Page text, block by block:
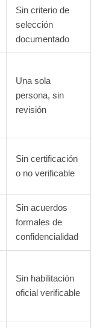
Sin criterio de
selección
documentado
Una sola
persona, sin
revisión
Sin certificación
o no verificable
Sin acuerdos
formales de
confidencialidad
Sin habilitación
oficial verificable